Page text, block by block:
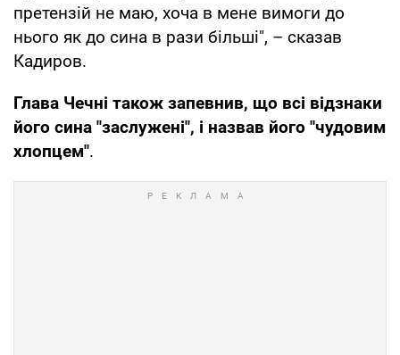
претензій не маю, хоча в мене вимоги до
нього як до сина в рази більші", – сказав
Кадиров.
Глава Чечні також запевнив, що всі відзнаки
його сина "заслужені", і назвав його "чудовим
хлопцем".